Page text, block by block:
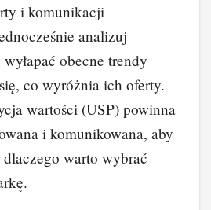
i komunikacji
analizuj
obecne trendy
co wyróżnia ich oferty.
wartości (USP) powinna
i komunikowana, aby
warto wybrać